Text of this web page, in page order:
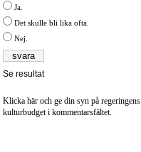
Ja.
Det skulle bli lika ofta.
Nej.
Se resultat
Klicka här och ge din syn på regeringens
kulturbudget i kommentarsfältet.